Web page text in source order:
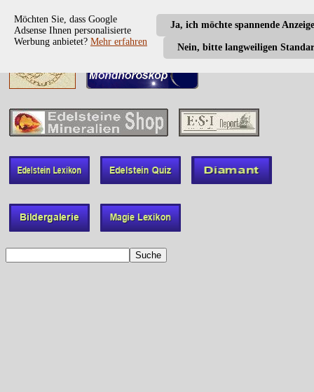
Ja, ich möchte spannende
Nein, bitte langweiligen
Möchten Sie, dass Google
Adsense Ihnen personalisierte
Werbung anbietet? Mehr erfahren